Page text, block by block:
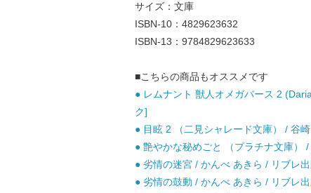
サイズ：文庫
ISBN-10：4829623632
ISBN-13：9784829623633
■こちらの商品もオススメです
● レムナント 獣人オメガバース 2
ク]
● 目眩 2 （二見シャレード文庫） / 谷
● 艶やかな秘めごと （プラチナ文庫）
● 劣情の迷宮 / かんべ あきら / リブレ
● 劣情の鼓動 / かんべ あきら / リブレ